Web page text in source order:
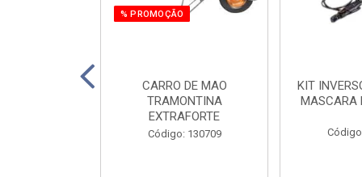
% PROMOÇÃO
CARRO DE MAO
TRAMONTINA
EXTRAFORTE
Código: 130709
KIT
MASCARA